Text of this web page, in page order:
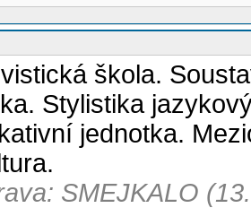
škola.
Stylistika
jednotka.
SMEJKALO